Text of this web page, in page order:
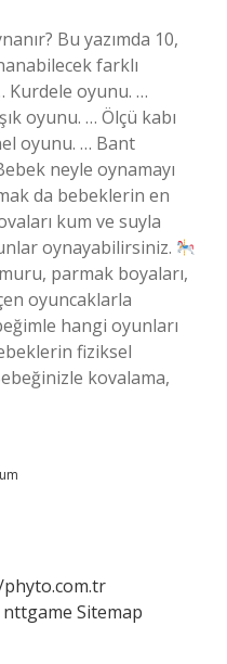
Bu yazımda 10,
farklı
Kurdele oyunu. …
oyunu. … Ölçü kabı
oyunu. … Bant
neyle oynamayı
da bebeklerin en
kum ve suyla
oynayabilirsiniz.
parmak boyaları,
oyuncaklarla
hangi oyunları
fiziksel
kovalama,
nttgame Sitemap